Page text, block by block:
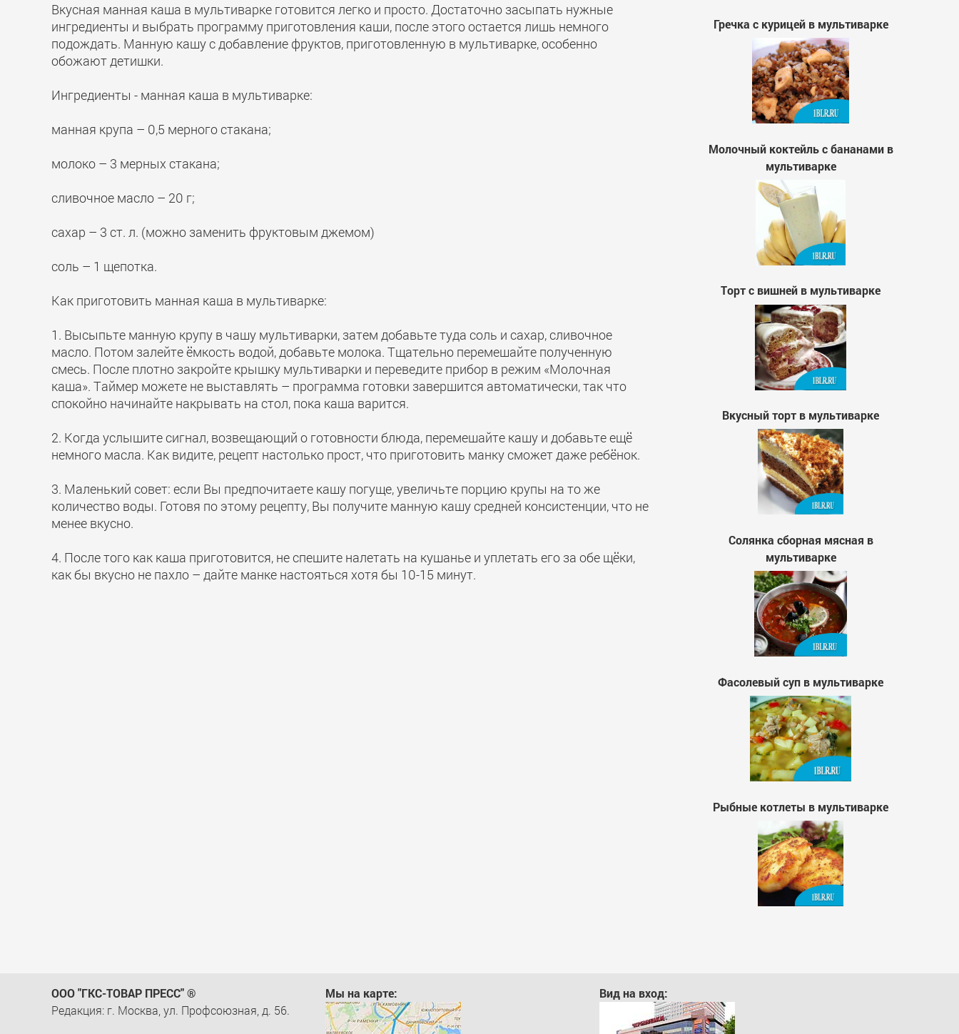
Вкусная манная каша в мультиварке готовится легко и просто. Достаточно засыпать нужные
ингредиенты и выбрать программу приготовления каши, после этого остается лишь немного
подождать. Манную кашу с добавление фруктов, приготовленную в мультиварке, особенно
обожают детишки.
Ингредиенты - манная каша в мультиварке:
манная крупа – 0,5 мерного стакана;
молоко – 3 мерных стакана;
сливочное масло – 20 г;
сахар – 3 ст. л. (можно заменить фруктовым джемом)
соль – 1 щепотка.
Как приготовить манная каша в мультиварке:
1. Высыпьте манную крупу в чашу мультиварки, затем добавьте туда соль и сахар, сливочное
масло. Потом залейте ёмкость водой, добавьте молока. Тщательно перемешайте полученную
смесь. После плотно закройте крышку мультиварки и переведите прибор в режим «Молочная
каша». Таймер можете не выставлять – программа готовки завершится автоматически, так что
спокойно начинайте накрывать на стол, пока каша варится.
2. Когда услышите сигнал, возвещающий о готовности блюда, перемешайте кашу и добавьте ещё
немного масла. Как видите, рецепт настолько прост, что приготовить манку сможет даже ребёнок.
3. Маленький совет: если Вы предпочитаете кашу погуще, увеличьте порцию крупы на то же
количество воды. Готовя по этому рецепту, Вы получите манную кашу средней консистенции, что не
менее вкусно.
4. После того как каша приготовится, не спешите налетать на кушанье и уплетать его за обе щёки,
как бы вкусно не пахло – дайте манке настояться хотя бы 10-15 минут.
Гречка с курицей в мультиварке
Молочный коктейль с бананами в
мультиварке
Торт с вишней в мультиварке
Вкусный торт в мультиварке
Солянка сборная мясная в
мультиварке
Фасолевый суп в мультиварке
Рыбные котлеты в мультиварке
ООО "ГКС-ТОВАР ПРЕСС" ®
Редакция: г. Москва, ул. Профсоюзная, д. 56.
Мы на карте: Вид на вход: